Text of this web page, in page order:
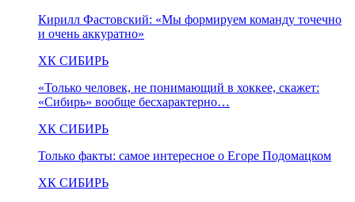
Кирилл Фастовский: «Мы формируем команду точечно
и очень аккуратно»
ХК СИБИРЬ
«Только человек, не понимающий в хоккее, скажет:
«Сибирь» вообще бесхарактерно…
ХК СИБИРЬ
Только факты: самое интересное о Егоре Подомацком
ХК СИБИРЬ